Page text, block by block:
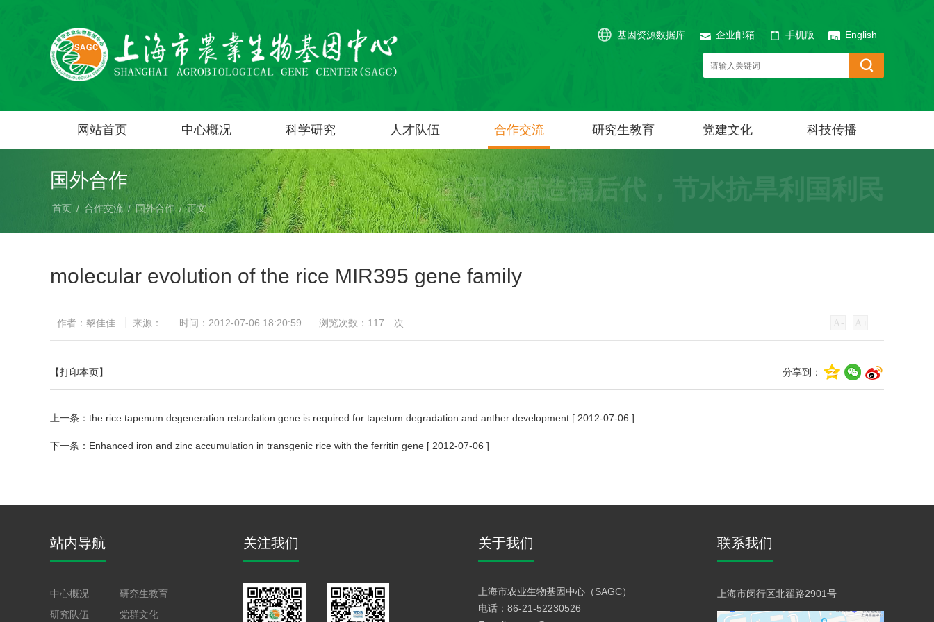
基因资源数据库 企业邮箱 手机版 English
网站首页 中心概况 科学研究 人才队伍 合作交流 研究生教育 党建文化 科技传播
国外合作 基因资源造福后代，节水抗旱利国利民
首页 / 合作交流 /国外合作 /正文
molecular evolution of the rice MIR395 gene family
作者：黎佳佳 来源： 时间：2012-07-06 18:20:59 浏览次数： 117 次 A - A
分享到：
【打印本页】
上一条： the rice tapenum degeneration retardation gene is required for tapetum degradation and anther development [ 2012-07-06 ]
下一条： Enhanced iron and zinc accumulation in transgenic rice with the ferritin gene [ 2012-07-06 ]
站内导航
中心概况
研究生教育
研究队伍
党群文化
关注我们 关于我们
上海市农业生物基因中心（SAGC）
电话：86-21-52230526
联系我们
上海市闵行区北翟路2901号